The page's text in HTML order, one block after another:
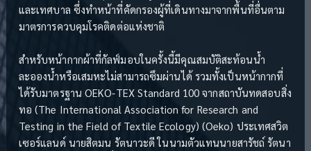
และเทศบาล ซึ่งทำหน้าที่คัดกรองผู้ที่เดินทางมาจากพื้นที่อื่นตาม
มาตรการควบคุมโรคติดต่อแห่งชาติ
สำหรับหน้ากากผ้าที่กัลฟ์มอบในครั้งนี้มีคุณสมบัติสะท้อนน้ำ
ละอองน้ำหรือเสมหะไม่สามารถซึมผ่านได้ รวมทั้งเป็นหน้ากากที่
ได้รับมาตรฐาน OEKO-TEX Standard 100 จากสถาบันทดสอบสิ่ง
ทอ (The International Association for Research and
Testing in the Field of Textile Ecology) (Oeko) ประเทศสวิต
เซอร์แลนด์ นายสิตมน รัตนาวะดี ในนามตัวแทนนายสารัชถ์ รัตนา